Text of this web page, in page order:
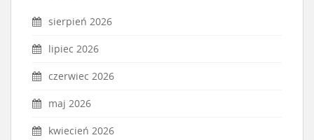
sierpień 2026
lipiec 2026
czerwiec 2026
maj 2026
kwiecień 2026